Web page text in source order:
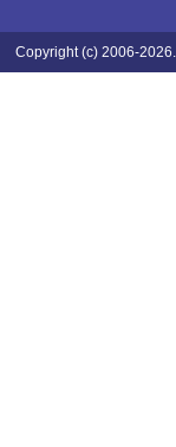
Copyright (c) 2006-